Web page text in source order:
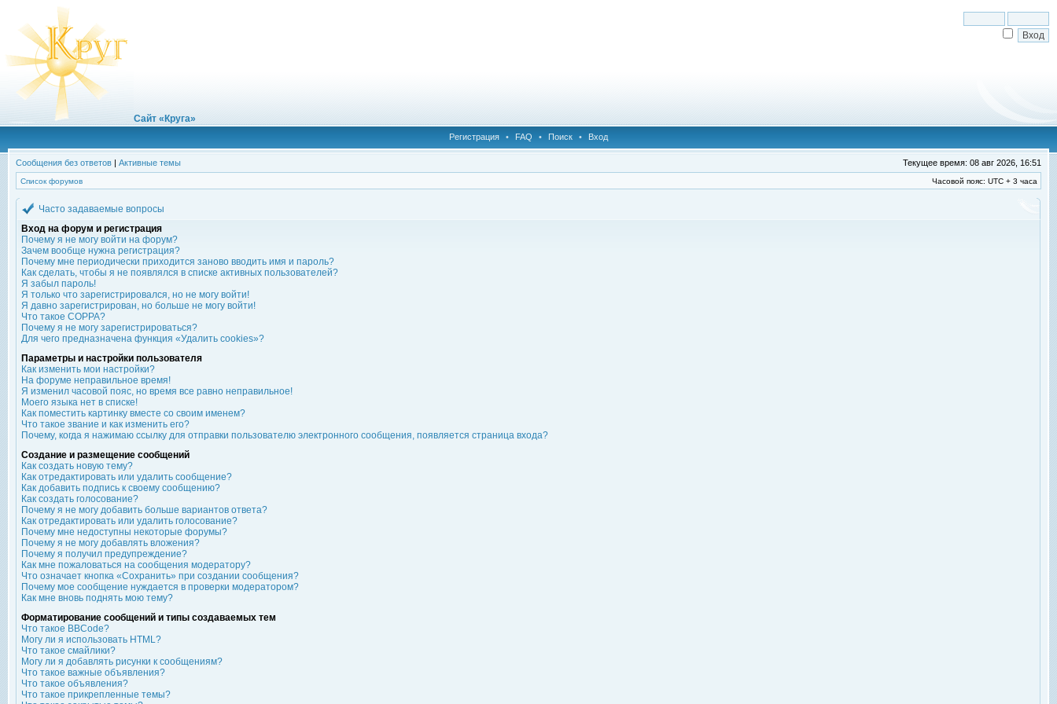
Сайт «Круга»
Регистрация • FAQ • Поиск • Вход
Сообщения без ответов | Активные темы Текущее время: 08 авг 2026, 16:51
Список форумов Часовой пояс: UTC + 3 часа
Часто задаваемые вопросы
Вход на форум и регистрация
Почему я не могу войти на форум?
Зачем вообще нужна регистрация?
Почему мне периодически приходится заново вводить имя и пароль?
Как сделать, чтобы я не появлялся в списке активных пользователей?
Я забыл пароль!
Я только что зарегистрировался, но не могу войти!
Я давно зарегистрирован, но больше не могу войти!
Что такое COPPA?
Почему я не могу зарегистрироваться?
Для чего предназначена функция «Удалить cookies»?
Параметры и настройки пользователя
Как изменить мои настройки?
На форуме неправильное время!
Я изменил часовой пояс, но время все равно неправильное!
Моего языка нет в списке!
Как поместить картинку вместе со своим именем?
Что такое звание и как изменить его?
Почему, когда я нажимаю ссылку для отправки пользователю электронного сообщения, появляется страница входа?
Создание и размещение сообщений
Как создать новую тему?
Как отредактировать или удалить сообщение?
Как добавить подпись к своему сообщению?
Как создать голосование?
Почему я не могу добавить больше вариантов ответа?
Как отредактировать или удалить голосование?
Почему мне недоступны некоторые форумы?
Почему я не могу добавлять вложения?
Почему я получил предупреждение?
Как мне пожаловаться на сообщения модератору?
Что означает кнопка «Сохранить» при создании сообщения?
Почему мое сообщение нуждается в проверки модератором?
Как мне вновь поднять мою тему?
Форматирование сообщений и типы создаваемых тем
Что такое BBCode?
Могу ли я использовать HTML?
Что такое смайлики?
Могу ли я добавлять рисунки к сообщениям?
Что такое важные объявления?
Что такое объявления?
Что такое прикрепленные темы?